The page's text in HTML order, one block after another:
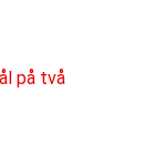
på två